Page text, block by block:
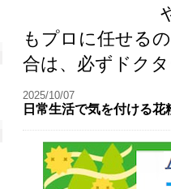
もプロに任せる
合は、必ずドク
2025/10/07
日常生活で気を付ける